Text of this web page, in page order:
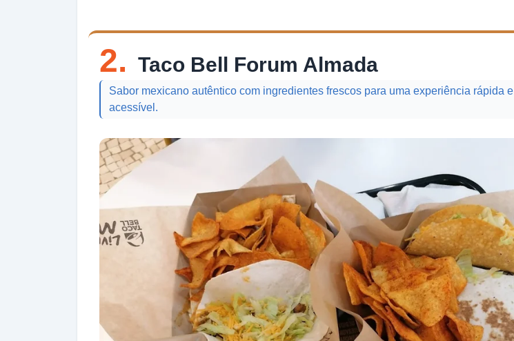
2. Taco Bell Forum Almada
Sabor mexicano autêntico com ingredientes frescos para uma experiência rápida e
acessível.